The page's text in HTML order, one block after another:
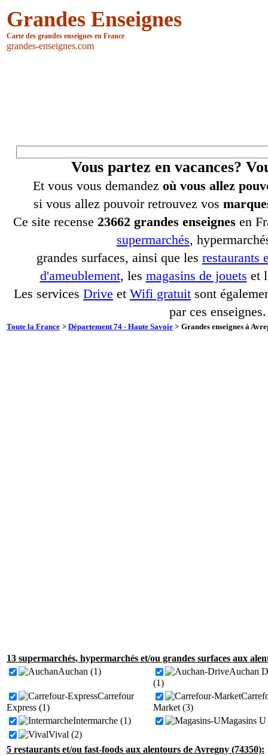
Grandes Enseignes
Carte des grandes enseignes en France
grandes-enseignes.com
Vous partez en vacances?
Et vous vous demandez où vous allez
si vous allez pouvoir retrouvez vos
Ce site recense 23662 grandes enseignes en
supermarchés,
grandes surfaces, ainsi que les restaurants
d'ameublement, les magasins de jouets et
Les services Drive et Wifi gratuit sont
par ces enseignes.
Toute la France > Département 74 - Haute Savoie > Grandes enseignes à
13 supermarchés, hypermarchés et/ou grandes surfaces aux
Auchan (1)
Auchan
(1)
Carrefour
Express (1)
Market (3)
Intermarche (1)
Magasins
Vival (2)
5 restaurants et/ou fast-foods aux alentours de Avregny (74350):